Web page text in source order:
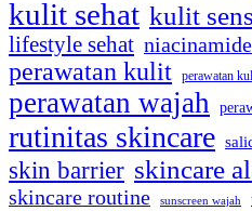
kulit sehat kulit
lifestyle sehat niacinamide
perawatan kulit perawatan
perawatan wajah
rutinitas skincare
skin barrier skincare
skincare routine sunscreen wajah